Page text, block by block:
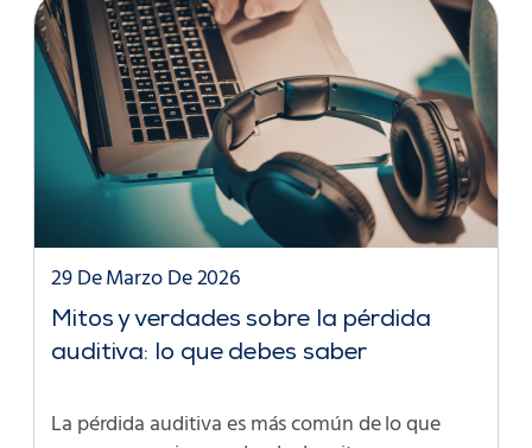
Mitos y verdades sobre la pérdida
auditiva: lo que debes saber
29 De Marzo De 2026
La pérdida auditiva es más común de lo que